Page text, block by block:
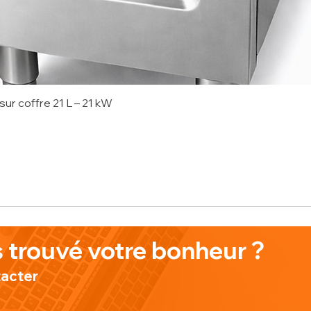
coffre 21 L – 21 kW
trouvé votre bonheur ?